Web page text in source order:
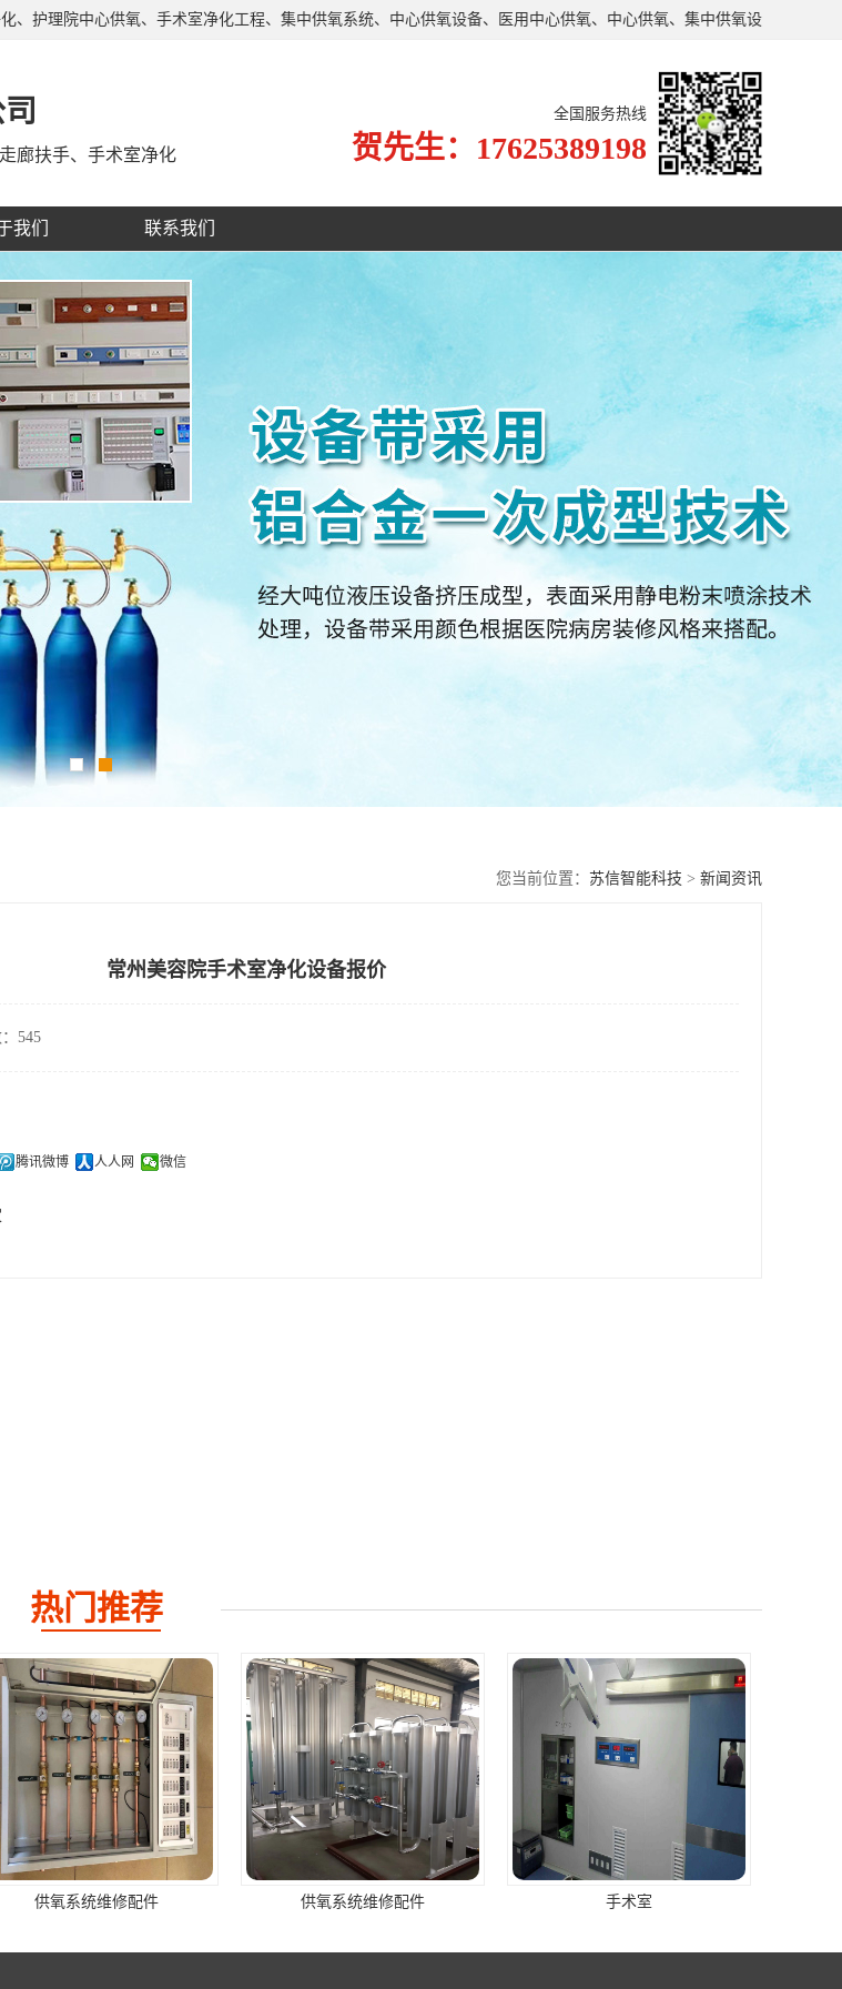
护理院中心供氧、手术室净化工程、集中供氧系统、中心供氧设备、医用中心供氧、中心供氧、集中供氧设
信赖和支持，有着经验丰富的施工队伍，制定了严格的生产、施工标准。
廊扶手、手术室净化
全国服务热线
贺先生：17625389198
我们 联系我们
您当前位置： 苏信智能科技 > 新闻资讯
常州美容院手术室净化设备报价
545
腾讯微博 人人网 微信
热门推荐
供氧系统维修配件 供氧系统维修配件 手术室